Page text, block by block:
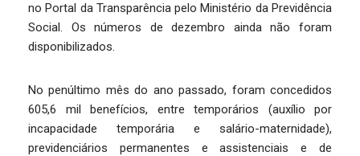
no Portal da Transparência pelo Ministério da Previdência
Social. Os números de dezembro ainda não foram
disponibilizados.
No penúltimo mês do ano passado, foram concedidos
605,6 mil benefícios, entre temporários (auxílio por
incapacidade temporária e salário-maternidade),
previdenciários permanentes e assistenciais e de